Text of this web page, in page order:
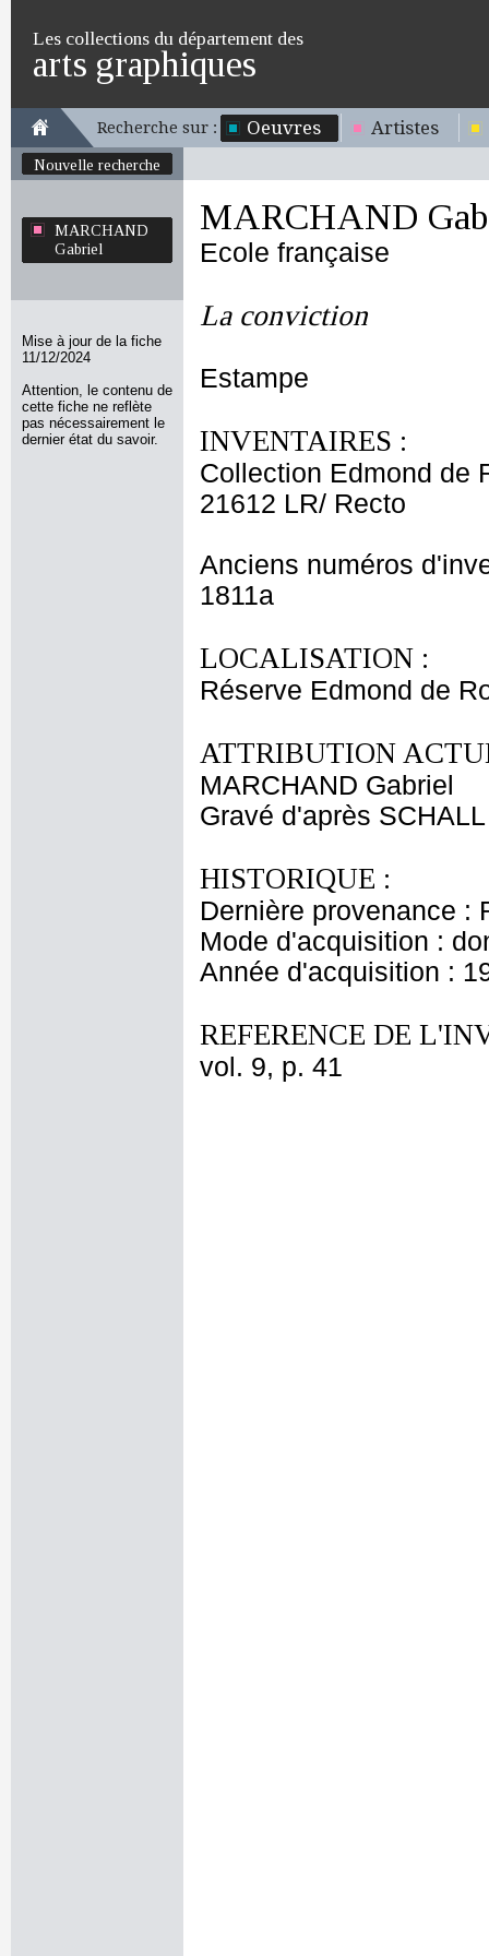
Les collections du département des
arts graphiques
Recherche sur : Oeuvres Artistes
Nouvelle recherche
MARCHAND
Gabriel
Mise à jour de la fiche
11/12/2024
Attention, le contenu de
cette fiche ne reflète
pas nécessairement le
dernier état du savoir.
MARCHAND
Ecole française
La conviction
Estampe
INVENTAIRES :
Collection Edmond de
21612 LR/ Recto
Anciens numéros
1811a
LOCALISATION :
Réserve Edmond de
ATTRIBUTION
MARCHAND Gabriel
Gravé d'après
HISTORIQUE :
Dernière provenance :
Mode d'acquisition :
Année d'acquisition :
REFERENCE DE
vol. 9, p. 41